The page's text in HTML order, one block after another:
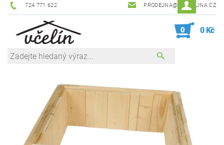
724 771 622 PRODEJNA@ZEVCELINA.CZ
0 0 Kč